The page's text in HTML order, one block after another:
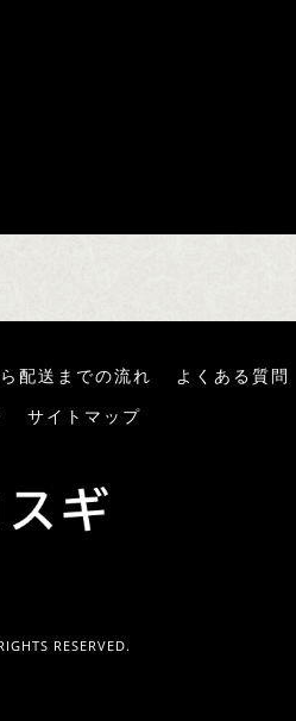
配送までの流れ よくある質問
サイトマップ
RESERVED.